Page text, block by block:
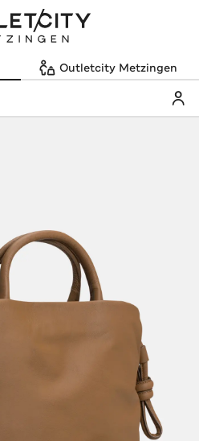
Outletcity Metzingen